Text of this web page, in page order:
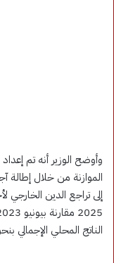
وأوضح الوزير أنه تم
الموازنة من خلال إطالة
الناتج المحلي الإجمالي بنحو 13% خلال العامين